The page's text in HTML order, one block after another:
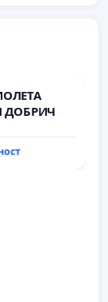
ДОБРИЧ